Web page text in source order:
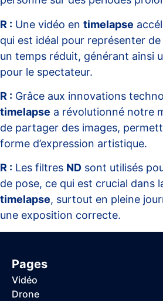
R : Une vidéo en timelapse
qui est idéal pour représenter
un temps réduit, générant ainsi
pour le spectateur.
R : Grâce aux innovations
timelapse a révolutionné notre
de partager des images,
forme d’expression artistique.
R : Les filtres ND sont utilisés
de pose, ce qui est crucial dans
timelapse, surtout en pleine
une exposition correcte.
Pages
Vidéo
Drone